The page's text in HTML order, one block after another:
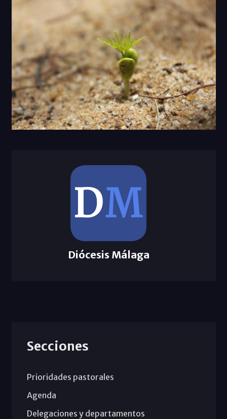
Diócesis Málaga
Secciones
Prioridades pastorales
Agenda
Delegaciones y departamentos